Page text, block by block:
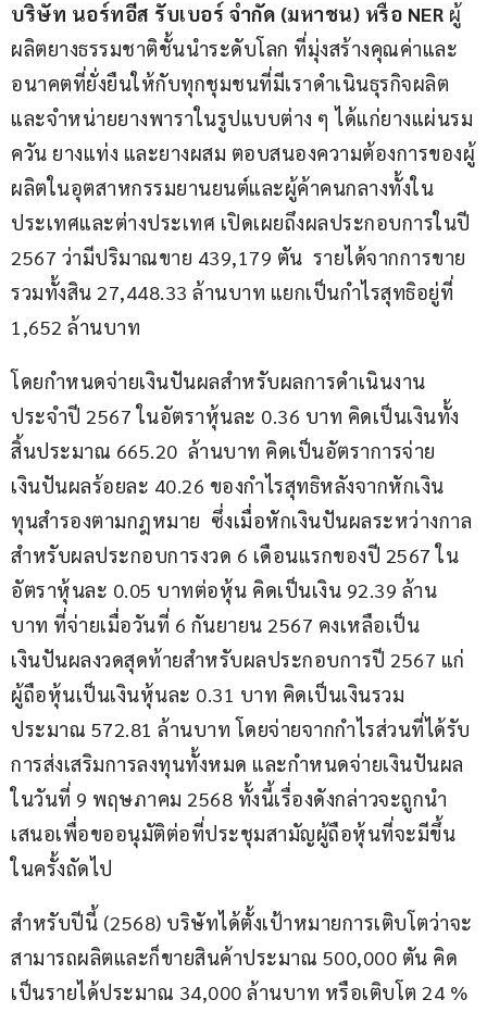
บริษัท นอร์ทอีส รับเบอร์ จำกัด (มหาชน) หรือ NER ผู้
ผลิตยางธรรมชาติชั้นนำระดับโลก ที่มุ่งสร้างคุณค่าและ
อนาคตที่ยั่งยืนให้กับทุกชุมชนที่มีเราดำเนินธุรกิจผลิต
และจำหน่ายยางพาราในรูปแบบต่าง ๆ ได้แก่ยางแผ่นรม
ควัน ยางแท่ง และยางผสม ตอบสนองความต้องการของผู้
ผลิตในอุตสาหกรรมยานยนต์และผู้ค้าคนกลางทั้งใน
ประเทศและต่างประเทศ เปิดเผยถึงผลประกอบการในปี
2567 ว่ามีปริมาณขาย 439,179 ตัน  รายได้จากการขาย
รวมทั้งสิน 27,448.33 ล้านบาท แยกเป็นกำไรสุทธิอยู่ที่
1,652 ล้านบาท
โดยกำหนดจ่ายเงินปันผลสำหรับผลการดำเนินงาน
ประจำปี 2567 ในอัตราหุ้นละ 0.36 บาท คิดเป็นเงินทั้ง
สิ้นประมาณ 665.20  ล้านบาท คิดเป็นอัตราการจ่าย
เงินปันผลร้อยละ 40.26 ของกำไรสุทธิหลังจากหักเงิน
ทุนสำรองตามกฎหมาย  ซึ่งเมื่อหักเงินปันผลระหว่างกาล
สำหรับผลประกอบการงวด 6 เดือนแรกของปี 2567 ใน
อัตราหุ้นละ 0.05 บาทต่อหุ้น คิดเป็นเงิน 92.39 ล้าน
บาท ที่จ่ายเมื่อวันที่ 6 กันยายน 2567 คงเหลือเป็น
เงินปันผลงวดสุดท้ายสำหรับผลประกอบการปี 2567 แก่
ผู้ถือหุ้นเป็นเงินหุ้นละ 0.31 บาท คิดเป็นเงินรวม
ประมาณ 572.81 ล้านบาท โดยจ่ายจากกำไรส่วนที่ได้รับ
การส่งเสริมการลงทุนทั้งหมด และกำหนดจ่ายเงินปันผล
ในวันที่ 9 พฤษภาคม 2568 ทั้งนี้เรื่องดังกล่าวจะถูกนำ
เสนอเพื่อขออนุมัติต่อที่ประชุมสามัญผู้ถือหุ้นที่จะมีขึ้น
ในครั้งถัดไป
สำหรับปีนี้ (2568) บริษัทได้ตั้งเป้าหมายการเติบโตว่าจะ
สามารถผลิตและก็ขายสินค้าประมาณ 500,000 ตัน คิด
เป็นรายได้ประมาณ 34,000 ล้านบาท หรือเติบโต 24 %